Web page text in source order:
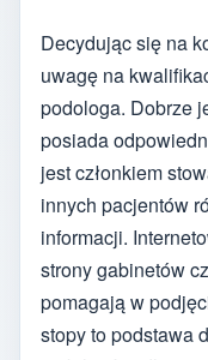
Decydując się na
uwagę na
podologa. Dobrze
posiada
jest członkiem
innych pacjentów
informacji.
strony gabinetów
pomagają w
stopy to podstawa